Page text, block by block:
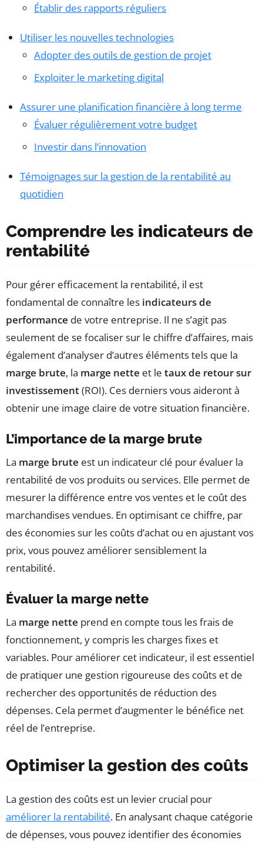
Établir des rapports réguliers
Utiliser les nouvelles technologies
Adopter des outils de gestion de projet
Exploiter le marketing digital
Assurer une planification financière à long terme
Évaluer régulièrement votre budget
Investir dans l’innovation
Témoignages sur la gestion de la rentabilité au
quotidien
Comprendre les indicateurs de
rentabilité
Pour gérer efficacement la rentabilité, il est
fondamental de connaître les indicateurs de
performance de votre entreprise. Il ne s’agit pas
seulement de se focaliser sur le chiffre d’affaires, mais
également d’analyser d’autres éléments tels que la
marge brute, la marge nette et le taux de retour sur
investissement(ROI). Ces derniers vous aideront à
obtenir une image claire de votre situation financière.
L’importance de la marge brute
La marge brute est un indicateur clé pour évaluer la
rentabilité de vos produits ou services. Elle permet de
mesurer la différence entre vos ventes et le coût des
marchandises vendues. En optimisant ce chiffre, par
des économies sur les coûts d’achat ou en ajustant vos
prix, vous pouvez améliorer sensiblement la
rentabilité.
Évaluer la marge nette
La marge nette prend en compte tous les frais de
fonctionnement, y compris les charges fixes et
variables. Pour améliorer cet indicateur, il est essentiel
de pratiquer une gestion rigoureuse des coûts et de
rechercher des opportunités de réduction des
dépenses. Cela permet d’augmenter le bénéfice net
réel de l’entreprise.
Optimiser la gestion des coûts
La gestion des coûts est un levier crucial pour
améliorer la rentabilité. En analysant chaque catégorie
de dépenses, vous pouvez identifier des économies